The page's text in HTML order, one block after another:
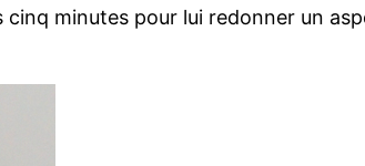
minutes pour lui redonner un